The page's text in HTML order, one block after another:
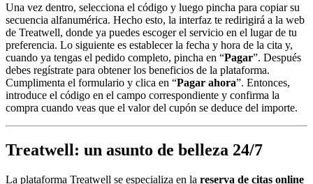
Una vez dentro, selecciona el código y luego pincha para copiar su
secuencia alfanumérica. Hecho esto, la interfaz te redirigirá a la web
de Treatwell, donde ya puedes escoger el servicio en el lugar de tu
preferencia. Lo siguiente es establecer la fecha y hora de la cita y,
cuando ya tengas el pedido completo, pincha en “Pagar”. Después
debes regístrate para obtener los beneficios de la plataforma.
Cumplimenta el formulario y clica en “Pagar ahora”. Entonces,
introduce el código en el campo correspondiente y confirma la
compra cuando veas que el valor del cupón se deduce del importe.
Treatwell: un asunto de belleza 24/7
La plataforma Treatwell se especializa en la reserva de citas online